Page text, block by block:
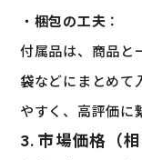
・ 梱包の工夫 ：
付属品は、商品と
袋などにまとめて
やすく、高評価に
3. 市場価格（